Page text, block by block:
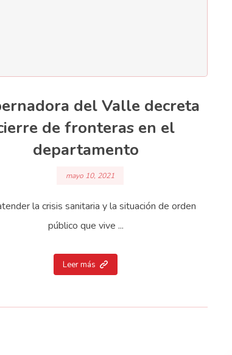
del Valle decreta
de fronteras en el
departamento
mayo 10, 2021
la crisis sanitaria y la situación de orden
público que vive ...
Leer más